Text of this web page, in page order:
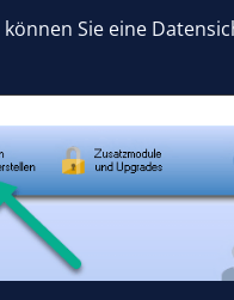
können Sie eine